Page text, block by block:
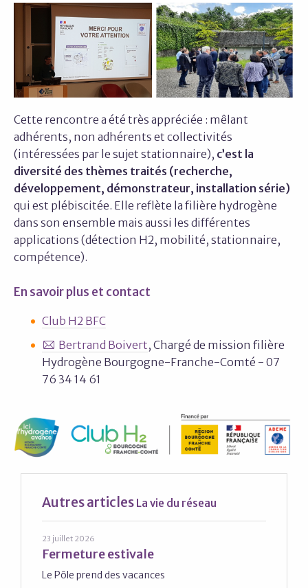
Cette rencontre a été très appréciée : mêlant
adhérents, non adhérents et collectivités
(intéressées par le sujet stationnaire), c’est la
diversité des thèmes traités (recherche,
développement, démonstrateur, installation série)
qui est plébiscitée. Elle reflète la filière hydrogène
dans son ensemble mais aussi les différentes
applications (détection H2, mobilité, stationnaire,
compétence).
En savoir plus et contact
Club H2 BFC
Bertrand Boivert, Chargé de mission filière
Hydrogène Bourgogne-Franche-Comté - 07
76 34 14 61
Autres articles La vie du réseau
23 juillet 2026
Fermeture estivale
Le Pôle prend des vacances